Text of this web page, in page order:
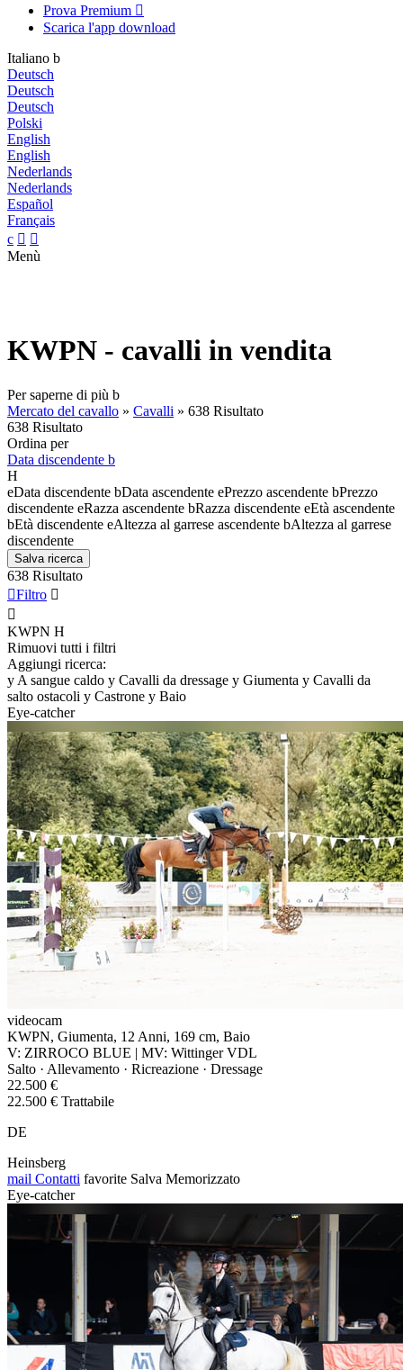
Prova Premium 
Scarica l'app download
Italiano b
Deutsch
Deutsch
Deutsch
Polski
English
English
Nederlands
Nederlands
Español
Français
c  
Menù
KWPN - cavalli in vendita
Per saperne di più b
Mercato del cavallo » Cavalli » 638 Risultato
638 Risultato
Ordina per
Data discendente b
H
eData discendente bData ascendente ePrezzo ascendente bPrezzo
discendente eRazza ascendente bRazza discendente eEtà ascendente
bEtà discendente eAltezza al garrese ascendente bAltezza al garrese
discendente
Salva ricerca
638 Risultato
Filtro 

KWPN H
Rimuovi tutti i filtri
Aggiungi ricerca:
y A sangue caldo y Cavalli da dressage y Giumenta y Cavalli da
salto ostacoli y Castrone y Baio
Eye-catcher
videocam
KWPN, Giumenta, 12 Anni, 169 cm, Baio
V: ZIRROCO BLUE | MV: Wittinger VDL
Salto · Allevamento · Ricreazione · Dressage
22.500 €
22.500 € Trattabile
DE
Heinsberg
mail Contatti favorite Salva Memorizzato
Eye-catcher